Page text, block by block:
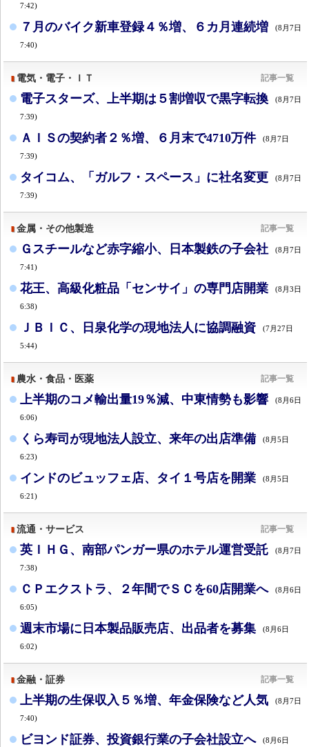
7:42)
７月のバイク新車登録４％増、６カ月連続増 (8月7日
7:40)
電気・電子・ＩＴ 記事一覧
電子スターズ、上半期は５割増収で黒字転換 (8月7日
7:39)
ＡＩＳの契約者２％増、６月末で4710万件 (8月7日
7:39)
タイコム、「ガルフ・スペース」に社名変更 (8月7日
7:39)
金属・その他製造 記事一覧
Ｇスチールなど赤字縮小、日本製鉄の子会社 (8月7日
7:41)
花王、高級化粧品「センサイ」の専門店開業 (8月3日
6:38)
ＪＢＩＣ、日泉化学の現地法人に協調融資 (7月27日
5:44)
農水・食品・医薬 記事一覧
上半期のコメ輸出量19％減、中東情勢も影響 (8月6日
6:06)
くら寿司が現地法人設立、来年の出店準備 (8月5日
6:23)
インドのビュッフェ店、タイ１号店を開業 (8月5日
6:21)
流通・サービス 記事一覧
英ＩＨＧ、南部パンガー県のホテル運営受託 (8月7日
7:38)
ＣＰエクストラ、２年間でＳＣを60店開業へ (8月6日
6:05)
週末市場に日本製品販売店、出品者を募集 (8月6日
6:02)
金融・証券 記事一覧
上半期の生保収入５％増、年金保険など人気 (8月7日
7:40)
ビヨンド証券、投資銀行業の子会社設立へ (8月6日